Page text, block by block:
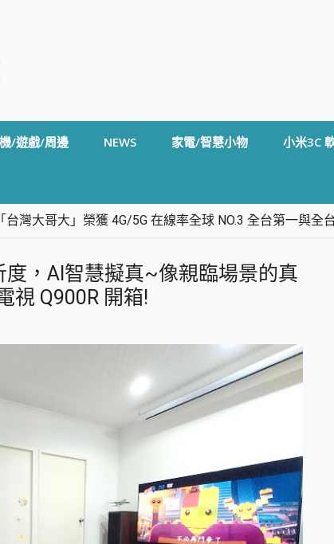
/遊戲/周邊 NEWS 家電/智慧小物 小米3C
灣大哥大」榮獲 4G/5G 在線率全球 NO.3 全台第一與全
計的 FireCuda X1070 SSD 固態硬碟開箱 評測
全無線設計 SpotCam Solo Eco 太陽能防水雲端攝影機
14 AI+ D3MG-031TW 14吋 開箱評價，AI輕薄商務
16 Pro 開箱評價~ 2 億畫素 LumaColor 影像、持久續
系列保護貼怎麼選？imos AR 低反光玻璃、藍寶石鏡頭貼
聯想 Yoga Book 9 14吋 AI輕薄筆電 開箱 評測
60 系列 與 Moto | Swarovski razr 60 冰藍限定版本 開箱
讓您輕鬆的移除與格式化有防寫保護的隨身碟或SD卡
好幫手! VideoProc Converter AI 新版全解析 × 年末優惠
藍牙音響 氛圍情境燈 我通通都要！ Starfish 2 幻彩膠囊
驗 GravaStar Mercury K1 系列 異星機械鍵盤與 Mercury
師！MSI MPG 491CQP QD-OLED 超寬曲面電競螢幕，多
來囉！ imos 首家導入 UL MCV 行銷宣告驗證的手機配件
，AI智慧擬真~像親臨場景的真
視 Q900R 開箱!